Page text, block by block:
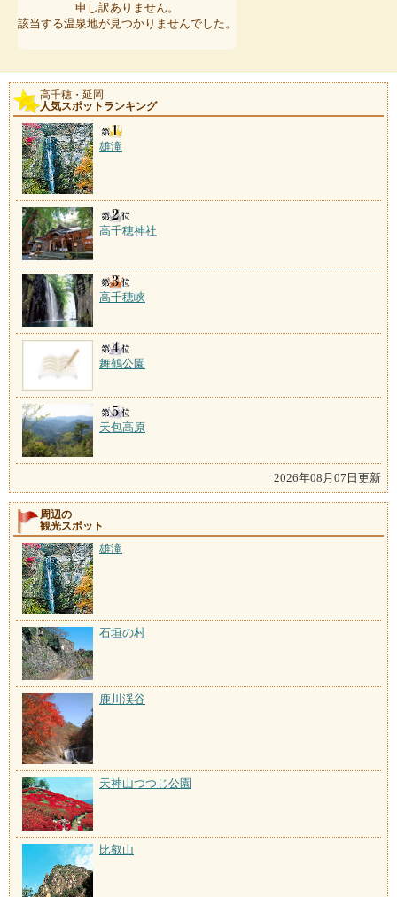
申し訳ありません。
該当する温泉地が見つかりませんでした。
高千穂・延岡
人気スポットランキング
雄滝
高千穂神社
高千穂峡
舞鶴公園
天包高原
2026年08月07日更新
周辺の
観光スポット
雄滝
石垣の村
鹿川渓谷
天神山つつじ公園
比叡山